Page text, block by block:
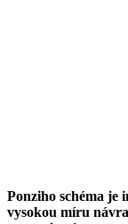
Ponziho schéma je
vysokou míru